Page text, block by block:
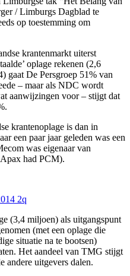
/ Limburgs Dagblad te
op toestemming om
krantenmarkt uiterst
oplage rekenen (2,6
gaat De Persgroep 51% van
– maar als NDC wordt
aanwijzingen voor – stijgt dat
krantenoplage is dan in
een paar jaar geleden was een
was eigenaar van
had PCM).
(3,4 miljoen) als uitgangspunt
(met een oplage die
situatie na te bootsen)
Het aandeel van TMG stijgt
andere uitgevers dalen.